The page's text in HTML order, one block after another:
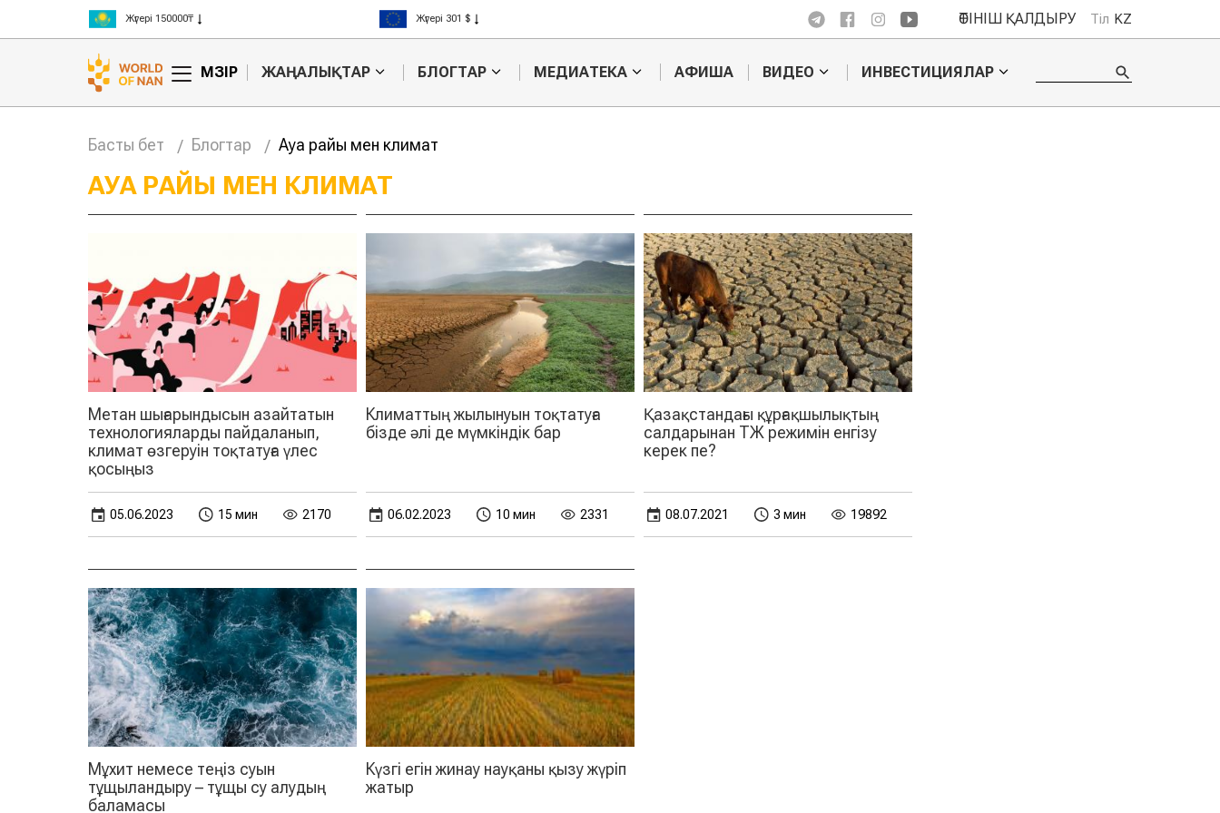
Жүгері 150000₸
Күріш 300000₸
Жүгері 301 $
Күріш 408 $
ӨТІНІШ ҚАЛДЫРУ Тіл KZ
МӘЗІР ЖАҢАЛЫҚТАР БЛОГТАР МЕДИАТЕКА АФИША ВИДЕО ИНВЕСТИЦИЯЛАР
Басты бет Блогтар Ауа райы мен климат
АУА РАЙЫ МЕН КЛИМАТ
Метан шығарындысын азайтатын
технологияларды пайдаланып,
климат өзгеруін тоқтатуға үлес
қосыңыз
05.06.2023 15 мин 2170
Климаттың жылынуын тоқтатуға
бізде әлі де мүмкіндік бар
06.02.2023 10 мин 2331
Қазақстандағы құрғақшылықтың
салдарынан ТЖ режимін енгізу
керек пе?
08.07.2021 3 мин 19892
Мұхит немесе теңіз суын
тұщыландыру – тұщы су алудың
баламасы
Күзгі егін жинау науқаны қызу жүріп
жатыр